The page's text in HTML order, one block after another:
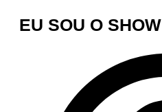
EU SOU O SHOW